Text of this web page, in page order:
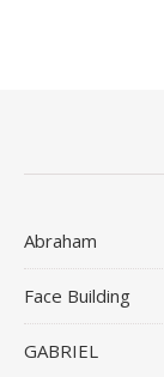
Abraham
Face Building
GABRIEL